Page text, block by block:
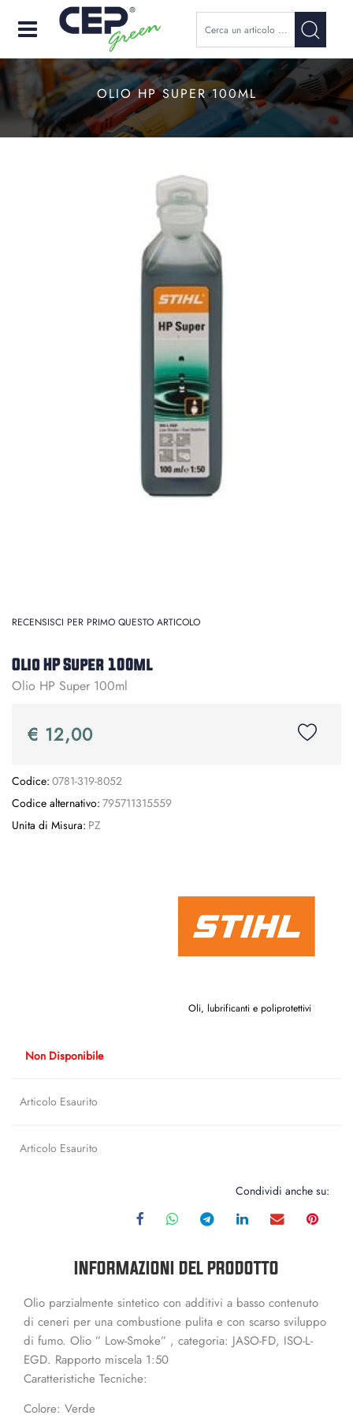
Open
OLIO HP SUPER 100ML
RECENSISCI PER PRIMO QUESTO ARTICOLO
Olio HP Super 100ml
Olio HP Super 100ml
€ 12,00
Codice: 0781-319-8052
Codice alternativo: 795711315559
Unita di Misura: PZ
Oli, lubrificanti e poliprotettivi
Non Disponibile
Articolo Esaurito
Articolo Esaurito
Condividi anche su:
INFORMAZIONI DEL PRODOTTO
Olio parzialmente sintetico con additivi a basso contenuto
di ceneri per una combustione pulita e con scarso sviluppo
di fumo. Olio ” Low-Smoke” , categoria: JASO-FD, ISO-L-
EGD. Rapporto miscela 1:50
Caratteristiche Tecniche:
Colore: Verde